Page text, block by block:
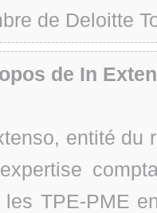
de Deloitte
de In
entité du
les TPE-PME